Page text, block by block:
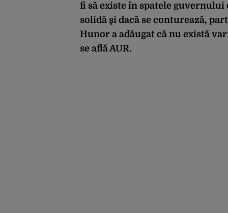
fi să existe în spatele
solidă şi dacă se conturează,
Hunor a adăugat că nu există
se află AUR.